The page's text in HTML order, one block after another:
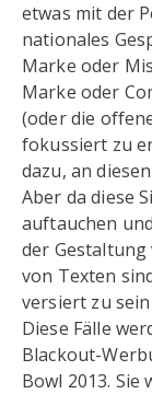
etwas mit der
nationales
Marke oder
Marke oder
(oder die
fokussiert zu
dazu, an
Aber da diese
auftauchen
der
von Texten
versiert zu
Diese Fälle
Blackout-
Bowl 2013.